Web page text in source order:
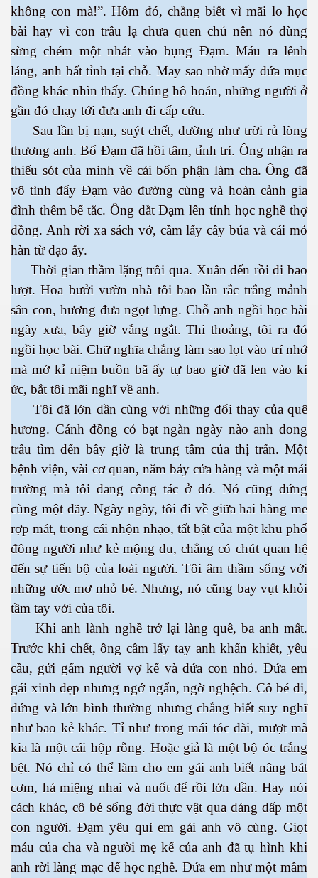
không con mà!”. Hôm đó, chẳng biết vì mãi lo học
bài hay vì con trâu lạ chưa quen chủ nên nó dùng
sừng chém một nhát vào bụng Đạm. Máu ra lênh
láng, anh bất tỉnh tại chỗ. May sao nhờ mấy đứa mục
đồng khác nhìn thấy. Chúng hô hoán, những người ở
gần đó chạy tới đưa anh đi cấp cứu.
Sau lần bị nạn, suýt chết, dường như trời rủ lòng
thương anh. Bố Đạm đã hồi tâm, tỉnh trí. Ông nhận ra
thiếu sót của mình về cái bổn phận làm cha. Ông đã
vô tình đẩy Đạm vào đường cùng và hoàn cảnh gia
đình thêm bế tắc. Ông dắt Đạm lên tỉnh học nghề thợ
đồng. Anh rời xa sách vở, cầm lấy cây búa và cái mỏ
hàn từ dạo ấy.
Thời gian thầm lặng trôi qua. Xuân đến rồi đi bao
lượt. Hoa bưởi vườn nhà tôi bao lần rắc trắng mảnh
sân con, hương đưa ngọt lựng. Chỗ anh ngồi học bài
ngày xưa, bây giờ vắng ngắt. Thi thoảng, tôi ra đó
ngồi học bài. Chữ nghĩa chẳng làm sao lọt vào trí nhớ
mà mớ kỉ niệm buồn bã ấy tự bao giờ đã len vào kí
ức, bắt tôi mãi nghĩ về anh.
Tôi đã lớn dần cùng với những đổi thay của quê
hương. Cánh đồng cỏ bạt ngàn ngày nào anh dong
trâu tìm đến bây giờ là trung tâm của thị trấn. Một
bệnh viện, vài cơ quan, năm bảy cửa hàng và một mái
trường mà tôi đang công tác ở đó. Nó cũng đứng
cùng một dãy. Ngày ngày, tôi đi về giữa hai hàng me
rợp mát, trong cái nhộn nhạo, tất bật của một khu phố
đông người như kẻ mộng du, chẳng có chút quan hệ
đến sự tiến bộ của loài người. Tôi âm thầm sống với
những ước mơ nhỏ bé. Nhưng, nó cũng bay vụt khỏi
tầm tay với của tôi.
Khi anh lành nghề trở lại làng quê, ba anh mất.
Trước khi chết, ông cầm lấy tay anh khẩn khiết, yêu
cầu, gửi gấm người vợ kế và đứa con nhỏ. Đứa em
gái xinh đẹp nhưng ngớ ngẩn, ngờ nghệch. Cô bé đi,
đứng và lớn bình thường nhưng chẳng biết suy nghĩ
như bao kẻ khác. Tỉ như trong mái tóc dài, mượt mà
kia là một cái hộp rỗng. Hoặc giả là một bộ óc trắng
bệt. Nó chỉ có thể làm cho em gái anh biết nâng bát
cơm, há miệng nhai và nuốt để rồi lớn dần. Hay nói
cách khác, cô bé sống đời thực vật qua dáng dấp một
con người. Đạm yêu quí em gái anh vô cùng. Giọt
máu của cha và người mẹ kế của anh đã tụ hình khi
anh rời làng mạc để học nghề. Đứa em như một mầm
Trí